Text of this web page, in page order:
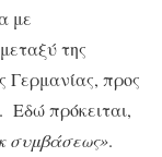
με
της
Γερμανίας, προς
Εδώ πρόκειται,
συμβάσεως».